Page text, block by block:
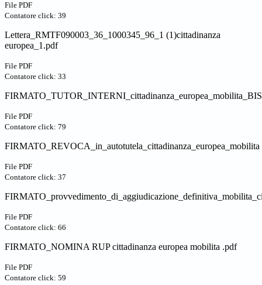
File PDF
Contatore click: 39
Lettera_RMTF090003_36_1000345_96_1 (1)cittadinanza
europea_1.pdf
File PDF
Contatore click: 33
File PDF
Contatore click: 79
FIRMATO_REVOCA_in_autotutela_cittadinanza_europea_mobilita
File PDF
Contatore click: 37
File PDF
Contatore click: 66
FIRMATO_NOMINA RUP cittadinanza europea mobilita .pdf
File PDF
Contatore click: 59